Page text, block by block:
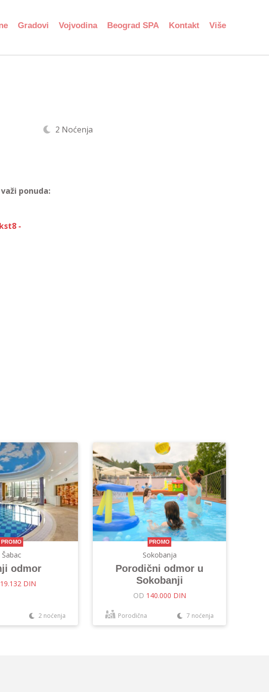
Gradovi Vojvodina Beograd SPA Kontakt Više
2 Noćenja
ponuda:
-
PROMO
Šabac
odmor
19.132 DIN
2 noćenja
PROMO
Sokobanja
Porodični odmor u
Sokobanji
OD 140.000 DIN
Porodična 7 noćenja